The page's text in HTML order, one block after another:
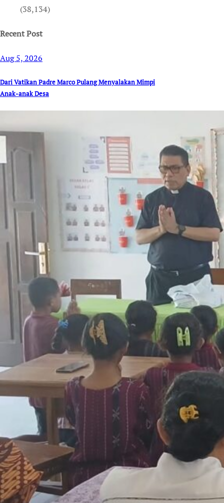
(38,134)
Recent Post
Aug 5, 2026
Dari Vatikan Padre Marco Pulang Menyalakan Mimpi
Anak-anak Desa